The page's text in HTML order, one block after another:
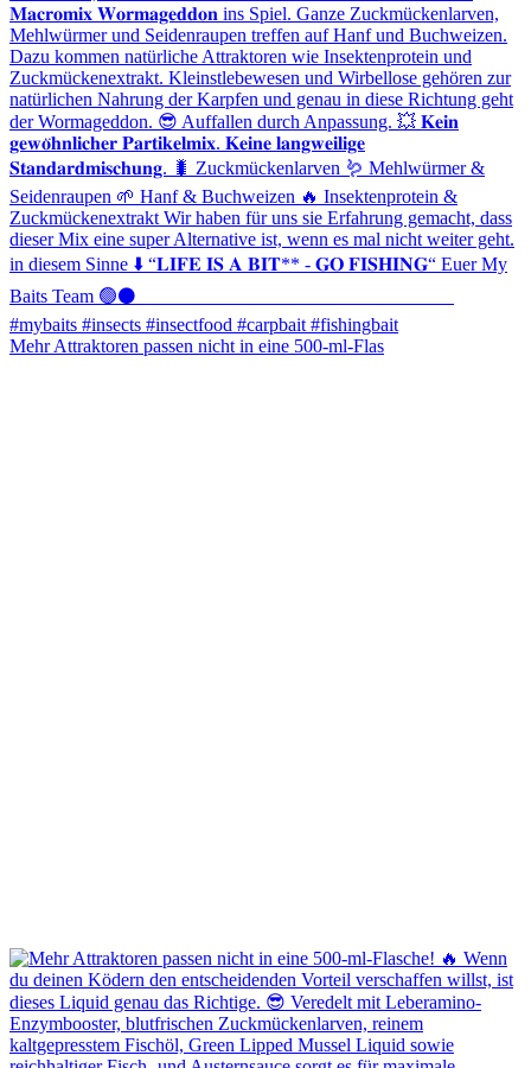
Mehr Attraktoren passen nicht in eine 500-ml-Flas